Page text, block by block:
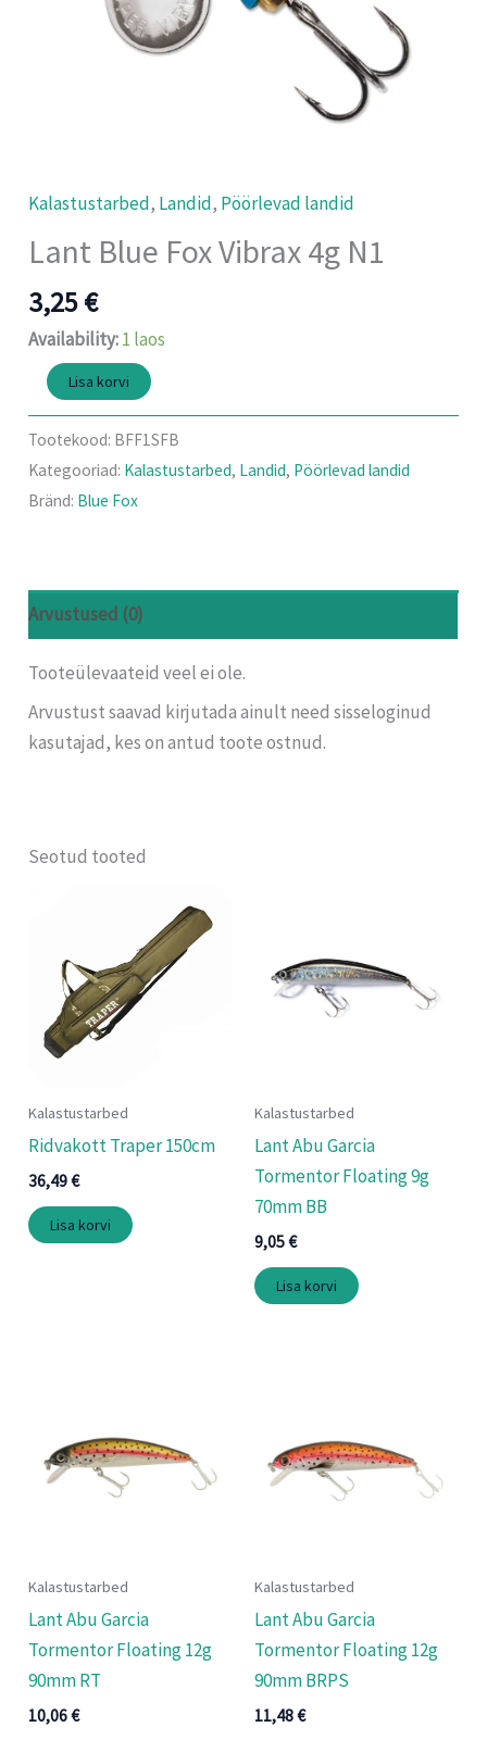
Kalastustarbed, Landid, Pöörlevad landid
Lant Blue Fox Vibrax 4g N1
3,25€
Availability:1 laos
Lisa korvi
Tootekood: BFF1SFB
Kategooriad: Kalastustarbed, Landid, Pöörlevad landid
Bränd: Blue Fox
Arvustused (0)
Tooteülevaateid veel ei ole.
Arvustust saavad kirjutada ainult need sisseloginud
kasutajad, kes on antud toote ostnud.
Seotud tooted
Kalastustarbed
Ridvakott Traper 150cm
36,49€
Lisa korvi
Kalastustarbed
Lant Abu Garcia
Tormentor Floating 9g
70mm BB
9,05€
Lisa korvi
Kalastustarbed
Lant Abu Garcia
Tormentor Floating 12g
90mm RT
10,06€
Kalastustarbed
Lant Abu Garcia
Tormentor Floating 12g
90mm BRPS
11,48€